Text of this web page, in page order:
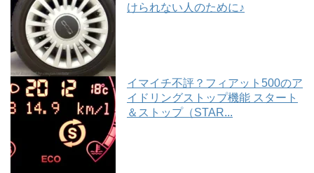
けられない人のために♪
イマイチ不評？フィアット500のア
イドリングストップ機能 スタート
＆ストップ（STAR...